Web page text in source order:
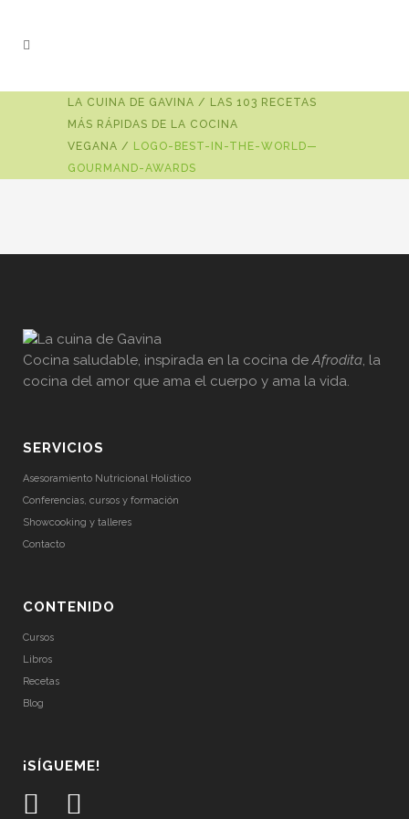
LA CUINA DE GAVINA / LAS 103 RECETAS
MÁS RÁPIDAS DE LA COCINA
VEGANA / LOGO-BEST-IN-THE-WORLD—
GOURMAND-AWARDS
Cocina saludable, inspirada en la cocina deAfrodita, la
cocina del amor que ama el cuerpo y ama la vida.
SERVICIOS
Asesoramiento Nutricional Holístico
Conferencias, cursos y formación
Showcooking y talleres
Contacto
CONTENIDO
Cursos
Libros
Recetas
Blog
¡SÍGUEME!